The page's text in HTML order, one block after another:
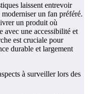
laissent entrevoir
un fan préféré.
un produit où
avec une accessibilité et
est cruciale pour
durable et largement
à surveiller lors des